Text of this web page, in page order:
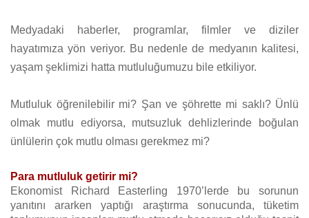
Medyadaki haberler, programlar, filmler ve diziler
hayatımıza yön veriyor. Bu nedenle de medyanın kalitesi,
yaşam şeklimizi hatta mutluluğumuzu bile etkiliyor.
Mutluluk öğrenilebilir mi? Şan ve şöhrette mi saklı? Ünlü
olmak mutlu ediyorsa, mutsuzluk dehlizlerinde boğulan
ünlülerin çok mutlu olması gerekmez mi?
Para mutluluk getirir mi?
Ekonomist Richard Easterling 1970’lerde bu sorunun
yanıtını ararken yaptığı araştırma sonucunda, tüketim